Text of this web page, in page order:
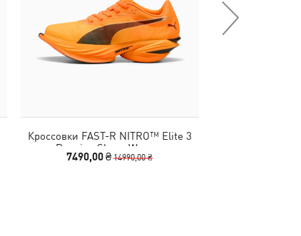
Кроссовки FAST-R NITRO™ Elite 3
Running Shoes Women
7490,00 ₴14990,00 ₴